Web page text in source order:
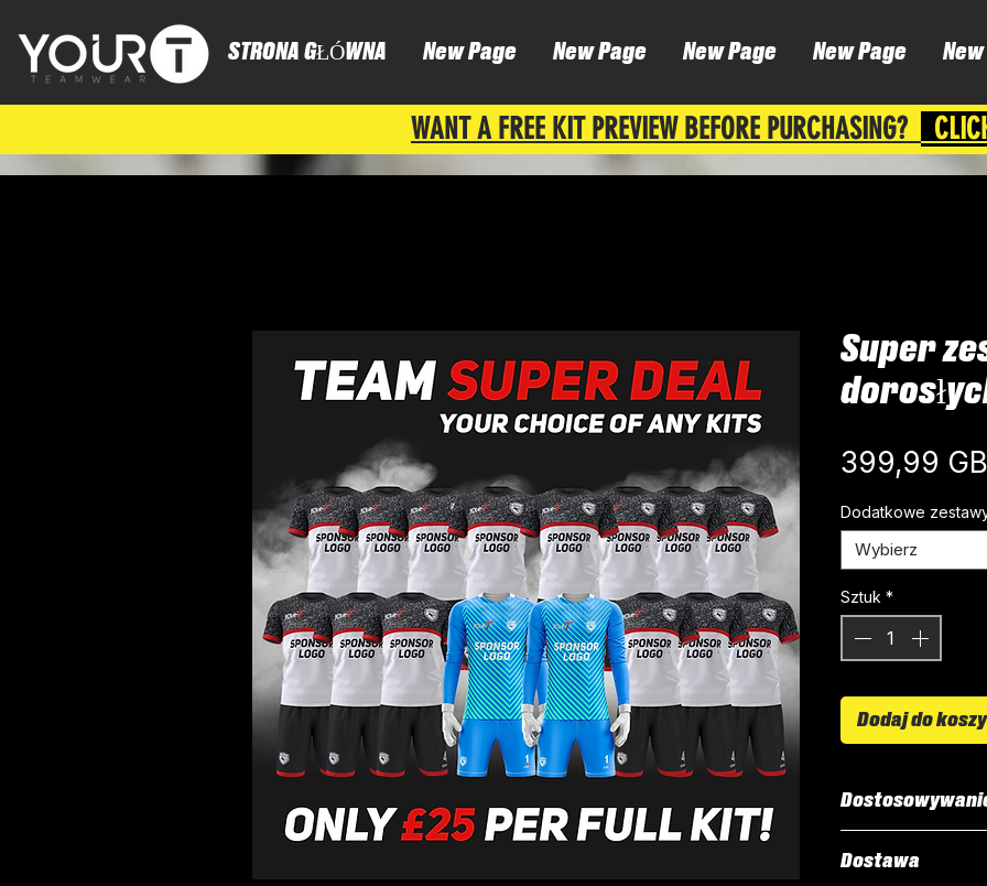
STRONA GŁÓWNA New Page New Page New Page New Page
WANT A FREE KIT PREVIEW BEFORE PURCHASING?
Super
399,99
Dodatkowe
Wybierz
Sztuk *
Dodaj do
personalizację.
Dostawa